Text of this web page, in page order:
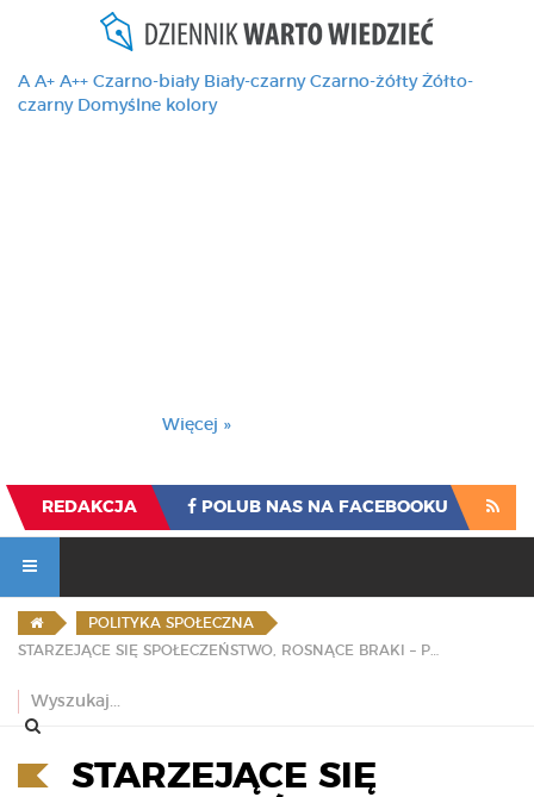
A A+ A++ Czarno-biały Biały-czarny Czarno-żółty Żółto-
czarny Domyślne kolory
Więcej »
REDAKCJA POLUB NAS NA FACEBOOKU
POLITYKA SPOŁECZNA
STARZEJĄCE SIĘ